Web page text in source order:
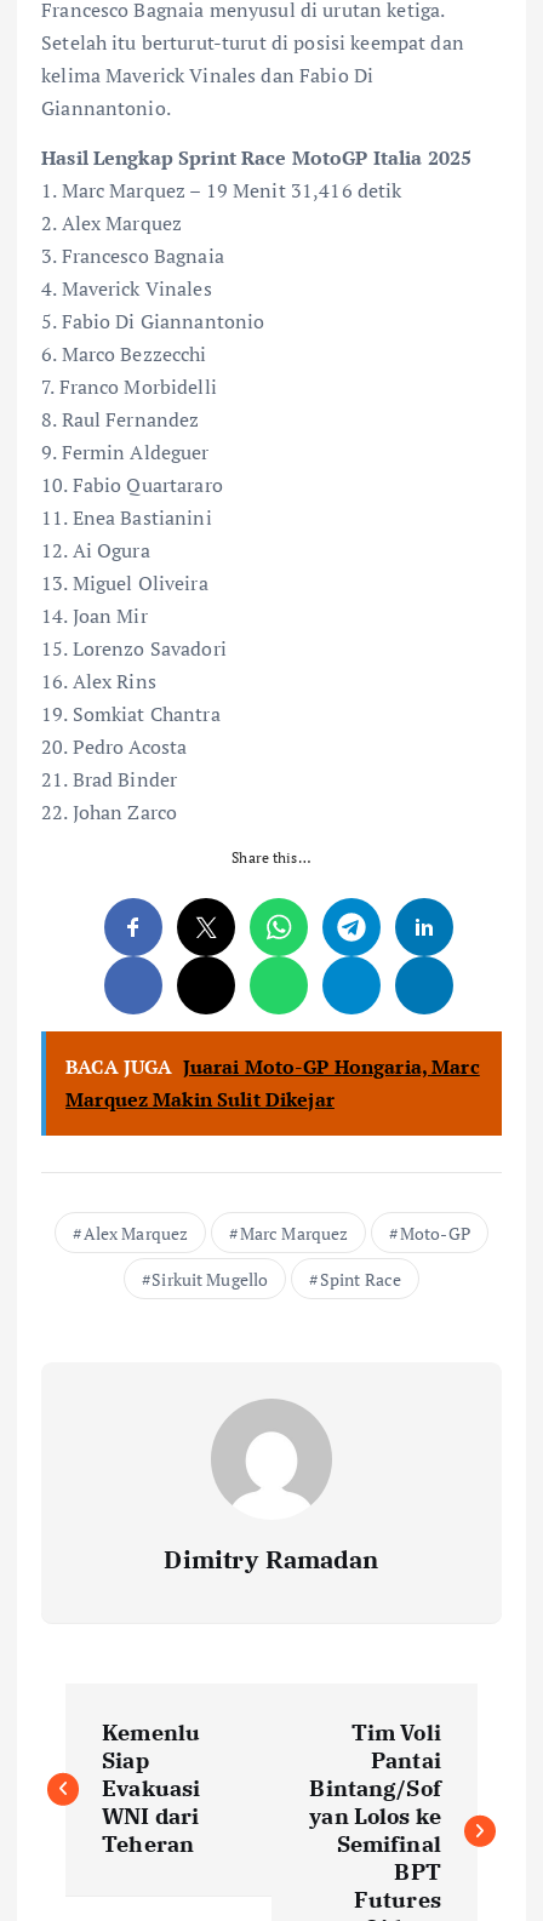
Francesco Bagnaia menyusul di urutan ketiga.
Setelah itu berturut-turut di posisi keempat dan
kelima Maverick Vinales dan Fabio Di
Giannantonio.
Hasil Lengkap Sprint Race MotoGP Italia 2025
1. Marc Marquez – 19 Menit 31,416 detik
2. Alex Marquez
3. Francesco Bagnaia
4. Maverick Vinales
5. Fabio Di Giannantonio
6. Marco Bezzecchi
7. Franco Morbidelli
8. Raul Fernandez
9. Fermin Aldeguer
10. Fabio Quartararo
11. Enea Bastianini
12. Ai Ogura
13. Miguel Oliveira
14. Joan Mir
15. Lorenzo Savadori
16. Alex Rins
19. Somkiat Chantra
20. Pedro Acosta
21. Brad Binder
22. Johan Zarco
Share this…
BACA JUGA Juarai Moto-GP Hongaria, Marc
Marquez Makin Sulit Dikejar
Alex Marquez Marc Marquez
Moto-GP
Sirkuit Mugello
Spint Race
Dimitry Ramadan
o
Kemenlu
Siap
Evakuasi
WNI dari
Teheran
Tim Voli
Pantai
Bintang/Sof
yan Lolos ke
Semifinal
BPT
Futures